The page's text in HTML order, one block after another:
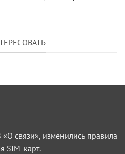
цена
связи», изменились правила
SIM-карт.